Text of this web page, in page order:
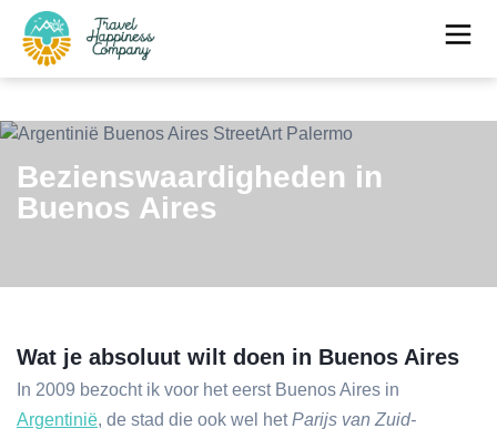
Bezienswaardigheden in
Buenos Aires
Wat je absoluut wilt doen in Buenos Aires
In 2009 bezocht ik voor het eerst Buenos Aires in
Argentinië, de stad die ook wel hetParijs van Zuid-